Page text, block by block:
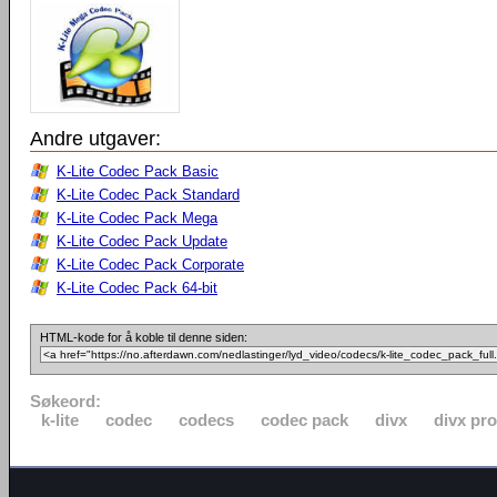
Andre utgaver:
K-Lite Codec Pack Basic
K-Lite Codec Pack Standard
K-Lite Codec Pack Mega
K-Lite Codec Pack Update
K-Lite Codec Pack Corporate
K-Lite Codec Pack 64-bit
HTML-kode for å koble til denne siden:
Søkeord:
k-lite
codec codecs codec pack divx divx pro